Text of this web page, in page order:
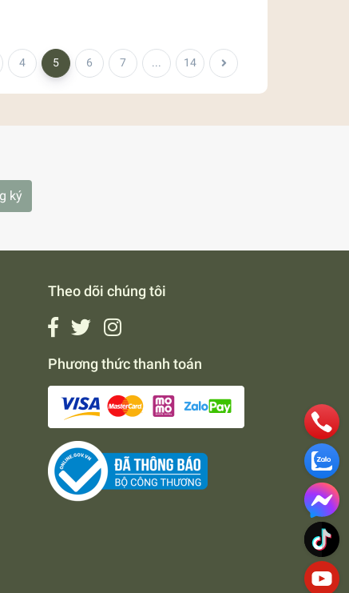
4 5 6 7 ... 14
ký
Theo dõi chúng tôi
Phương thức thanh toán